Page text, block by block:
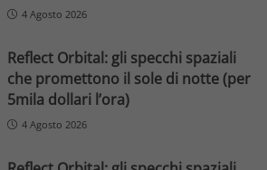
4 Agosto 2026
Reflect Orbital: gli specchi spaziali
che promettono il sole di notte (per
5mila dollari l’ora)
4 Agosto 2026